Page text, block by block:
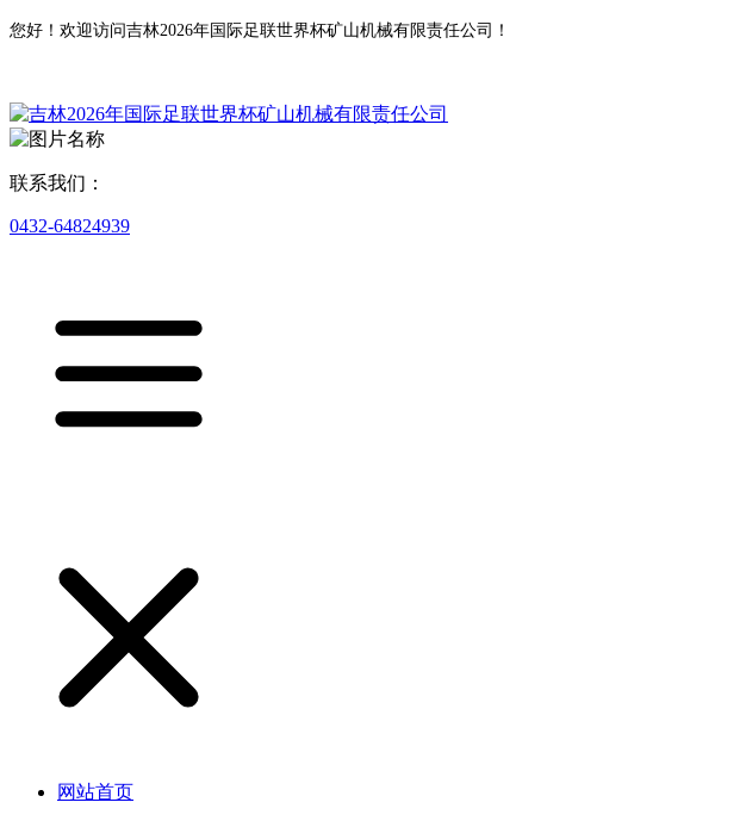
您好！欢迎访问吉林2026年国际足联世界杯矿山机械有限责任公司！
联系我们：
0432-64824939
网站首页